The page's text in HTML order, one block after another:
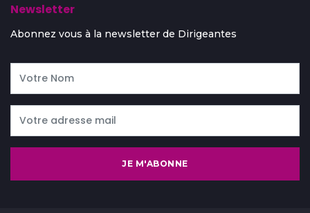
Newsletter
Abonnez vous à la newsletter de Dirigeantes
JE M'ABONNE